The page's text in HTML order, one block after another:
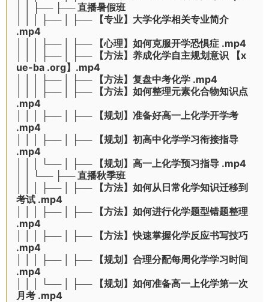
│ │ ├── ├── 直播暑假班
│ │ │ ├── │ ├── 【专业】大学化学相关专业简介
.mp4
│ │ │ ├── │ ├── 【心理】如何克服开学恐惧症 .mp4
│ │ │ ├── │ ├── 【方法】养成化学自主规划意识 【x
ue-ba .org】.mp4
│ │ │ ├── │ ├── 【方法】复盘中考化学 .mp4
│ │ │ ├── │ ├── 【方法】如何整理元素化合物知识点
.mp4
│ │ │ ├── │ ├── 【规划】准备好高一上化学开学考
.mp4
│ │ │ ├── │ ├── 【规划】初高中化学学习衔接指导
.mp4
│ │ │ └── │ ├── 【规划】高一上化学预习指导 .mp4
│ │ └── ├── 直播秋季班
│ │ │ ├── │ ├── 【方法】如何从日常化学知识迁移到
考试 .mp4
│ │ │ ├── │ ├── 【方法】如何进行化学题型错题整理
.mp4
│ │ │ ├── │ ├── 【方法】快速掌握化学反应书写技巧
.mp4
│ │ │ ├── │ ├── 【规划】合理分配每周化学学习时间
.mp4
│ │ │ └── │ ├── 【规划】如何准备高一上化学第一次
月考 .mp4